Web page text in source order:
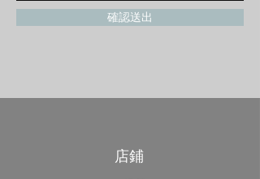
確認送出
店鋪